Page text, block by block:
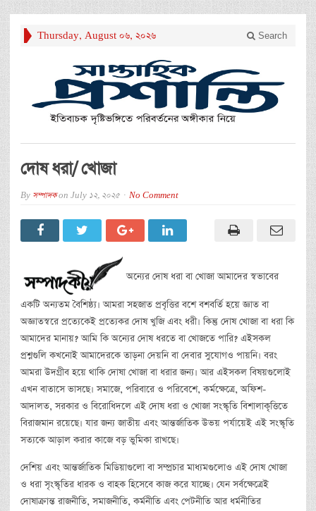
Thursday, August 06, 2026 Search
দোষ ধরা/ খোজা
By সম্পাদকon July 12, 2025 No Comment
অন্যের দোষ ধরা বা খোজা আমাদের স্বভাবের
একটি অন্যতম বৈশিষ্ঠ্য। আমরা সহজাত প্রবৃত্তির বশে বশবর্তি হয়ে জ্ঞাত বা
অজ্ঞাতস্বরে প্রত্যেকেই প্রত্যেকর দোষ খুজি এবং ধরী। কিন্তু দোষ খোজা বা ধরা কি
আমাদের মানায়? আমি কি অন্যের দোষ ধরতে বা খোজতে পারি? এইসকল
প্রশ্নগুলি কখনোই আমাদেরকে তাড়না দেয়নি বা দেবার সুযোগও পায়নি। বরং
আমরা উদগ্রীব হয়ে থাকি দোষা খোজা বা ধরার জন্য। আর এইসকল বিষয়গুলোই
এখন বাতাসে ভাসছে। সমাজে, পরিবারে ও পরিবেশে, কর্মক্ষেত্রে, অফিশ-
আদালত, সরকার ও বিরোধিদলে এই দোষ ধরা ও খোজা সংস্কৃতি বিশালাকৃত্তিতে
বিরাজমান রয়েছে। যার জন্য জাতীয় এবং আন্তর্জাতিক উভয় পর্যায়েই এই সংস্কৃতি
সত্যকে আড়াল করার কাজে বড় ভুমিকা রাখছে।
দেশিয় এবং আন্তর্জাতিক মিডিয়াগুলো বা সম্প্রচার মাধ্যমগুলোও এই দোষ খোজা
ও ধরা সৃংস্কৃতির ধারক ও বাহক হিসেবে কাজ করে যাচ্ছে। যেন সর্বক্ষেত্রেই
দোষাক্রান্ত রাজনীতি, সমাজনীতি, কর্মনীতি এবং পেটনীতি আর ধর্মনীতির